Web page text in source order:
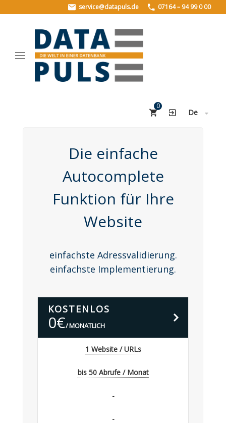
service@datapuls.de 07164 – 94 99 0 00
0
De
Die einfache
Autocomplete
Funktion für Ihre
Website
einfachste Adressvalidierung.
einfachste Implementierung.
KOSTENLOS
0€ MONATLICH
1 Website / URLs
bis 50 Abrufe / Monat
-
-
estellen
HOME
PRODUKTE
PLZData
UNTERNEHMEN
Über uns
Stellenangebote
REFERENZEN
NEWS